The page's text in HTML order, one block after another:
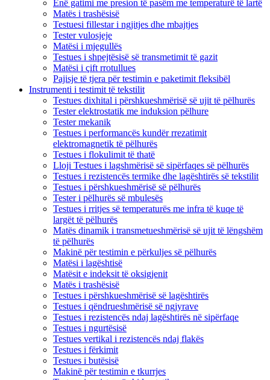
Enë gatimi me presion të pasëm me temperaturë të lartë
Matës i trashësisë
Testuesi fillestar i ngjitjes dhe mbajtjes
Tester vulosjeje
Matësi i mjegullës
Testues i shpejtësisë së transmetimit të gazit
Matësi i çift rrotullues
Pajisje të tjera për testimin e paketimit fleksibël
Instrumenti i testimit të tekstilit
Testues dixhital i përshkueshmërisë së ujit të pëlhurës
Tester elektrostatik me induksion pëlhure
Tester mekanik
Testues i performancës kundër rrezatimit
elektromagnetik të pëlhurës
Testues i flokulimit të thatë
Lloji Testues i lagshmërisë së sipërfaqes së pëlhurës
Testues i rezistencës termike dhe lagështirës së tekstilit
Testues i përshkueshmërisë së pëlhurës
Tester i pëlhurës së mbulesës
Testues i rritjes së temperaturës me infra të kuqe të
largët të pëlhurës
Matës dinamik i transmetueshmërisë së ujit të lëngshëm
të pëlhurës
Makinë për testimin e përkuljes së pëlhurës
Matësi i lagështisë
Matësit e indeksit të oksigjenit
Matës i trashësisë
Testues i përshkueshmërisë së lagështirës
Testues i qëndrueshmërisë së ngjyrave
Testues i rezistencës ndaj lagështirës në sipërfaqe
Testues i ngurtësisë
Testues vertikal i rezistencës ndaj flakës
Testues i fërkimit
Testues i butësisë
Makinë për testimin e tkurrjes